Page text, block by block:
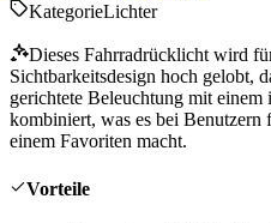
KategorieLichter
Dieses Fahrradrücklicht wird
Sichtbarkeitsdesign hoch gelobt,
gerichtete Beleuchtung mit einem
kombiniert, was es bei Benutzern
einem Favoriten macht.
Vorteile